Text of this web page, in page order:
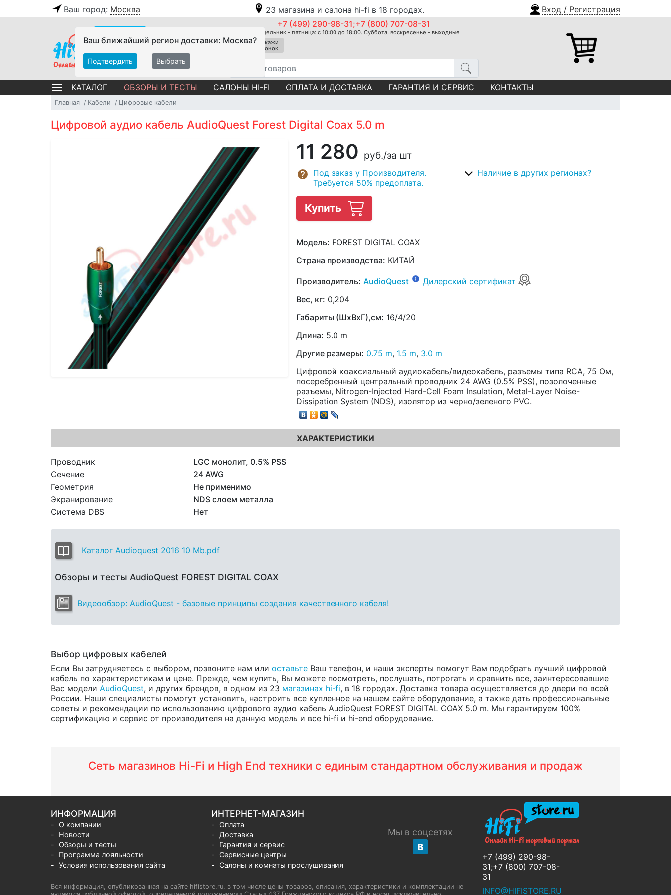
Ваш город: Москва 23 магазина и салона hi-fi в 18 городах. Вход / Регистрация
Ваш ближайший регион доставки: Москва?
Подтвердить Выбрать
+7 (499) 290-98-31;+7 (800) 707-08-31
Понедельник - пятница: с 10:00 до 18:00. Суббота, воскресенье - выходные
Закажи
звонок
КАТАЛОГ ОБЗОРЫ И ТЕСТЫ САЛОНЫ HI-FI ОПЛАТА И ДОСТАВКА ГАРАНТИЯ И СЕРВИС КОНТАКТЫ
Главная Кабели Цифровые кабели
Цифровой аудио кабель AudioQuest Forest Digital Coax 5.0 m
11 280 руб./за шт
Под заказ у Производителя.
Требуется 50% предоплата.
Наличие в других регионах?
Купить
Модель: FOREST DIGITAL COAX
Страна производства: КИТАЙ
Производитель: AudioQuest
Дилерский сертификат
Вес, кг: 0,204
Габариты (ШхВхГ),см: 16/4/20
Длина: 5.0 m
Другие размеры: 0.75 m, 1.5 m, 3.0 m
Цифровой коаксиальный аудиокабель/видеокабель, разъемы типа RCA, 75 Ом,
посеребренный центральный проводник 24 AWG (0.5% PSS), позолоченные
разъемы, Nitrogen-Injected Hard-Cell Foam Insulation, Metal-Layer Noise-
Dissipation System (NDS), изолятор из черно/зеленого PVC.
ХАРАКТЕРИСТИКИ
Проводник
LGC монолит, 0.5% PSS
Сечение
24 AWG
Геометрия
Не применимо
Экранирование
NDS слоем металла
Система DBS
Нет
Каталог Audioquest 2016 10 Mb.pdf
Обзоры и тесты AudioQuest FOREST DIGITAL COAX
Видеообзор: AudioQuest - базовые принципы создания качественного кабеля!
Выбор цифровых кабелей
Если Вы затрудняетесь с выбором, позвоните нам или оставьте Ваш телефон, и наши эксперты помогут Вам подобрать лучший цифровой
кабель по характеристикам и цене. Прежде, чем купить, Вы можете посмотреть, послушать, потрогать и сравнить все, заинтересовавшие
Вас модели AudioQuest, и других брендов, в одном из 23 магазинах hi-fi, в 18 городах. Доставка товара осуществляется до двери по всей
России. Наши специалисты помогут установить, настроить все купленное на нашем сайте оборудование, а также дать профессиональные
советы и рекомендации по использованию цифрового аудио кабель AudioQuest FOREST DIGITAL COAX 5.0 m. Мы гарантируем 100%
сертификацию и сервис от производителя на данную модель и все hi-fi и hi-end оборудование.
Сеть магазинов Hi-Fi и High End техники с единым стандартном обслуживания и продаж
+7 (499) 290-98-
31;+7 (800) 707-08-
31
INFO@HIFISTORE.RU
ИНФОРМАЦИЯ
О компании
Новости
Обзоры и тесты
Программа лояльности
Условия использования сайта
ИНТЕРНЕТ-МАГАЗИН
Оплата
Доставка
Гарантия и сервис
Сервисные центры
Салоны и комнаты прослушивания
Мы в соцсетях
Вся информация, опубликованная на сайте hifistore.ru, в том числе цены товаров, описания, характеристики и комплектации не